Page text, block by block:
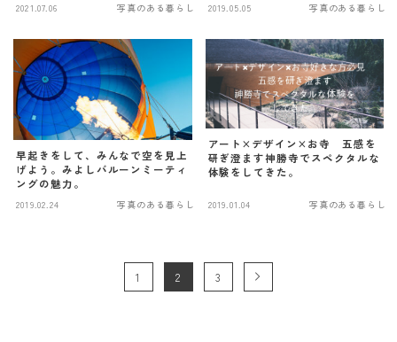
2021.07.06 写真のある暮らし 2019.05.05 写真のある暮らし
早起きをして、みんなで空を見上
げよう。みよしバルーンミーティ
ングの魅力。
2019.02.24 写真のある暮らし
アート×デザイン×お寺 五感を
研ぎ澄ます神勝寺でスペクタルな
体験をしてきた。
2019.01.04 写真のある暮らし
1 2 3